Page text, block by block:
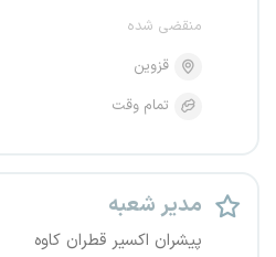
منقضی شده
قزوین
تمام وقت
مدیر شعبه
پیشران اکسیر قطران کاوه